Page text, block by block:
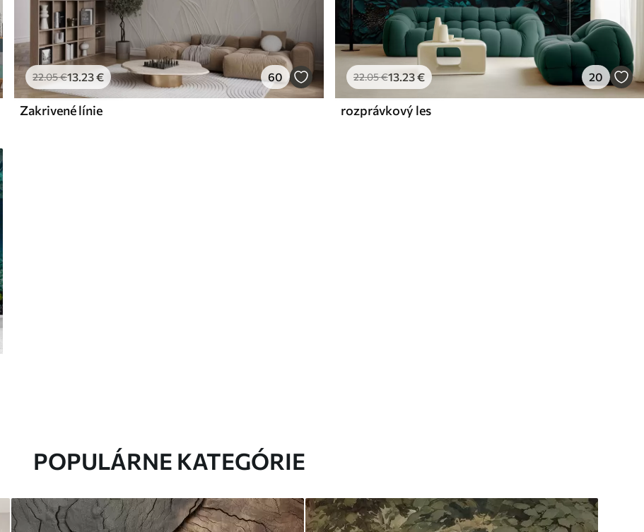
22.05€13 .23€ 60
Zakrivené línie
22.05€13.23€ 20
rozprávkový les
POPULÁRNE KATEGÓRIE